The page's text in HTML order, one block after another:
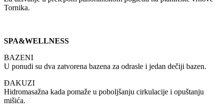
Tornika.
SPA&WELLNESS
BAZENI
U ponudi su dva zatvorena bazena za odrasle i jedan dečiji bazen.
ĐAKUZI
Hidromasažna kada pomaže u poboljšanju cirkulacije i opuštanju
mišića.